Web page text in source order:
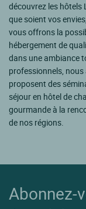
découvrez les hôtels
que soient vos
vous offrons la
hébergement de
dans une ambiance
professionnels,
proposent des
séjour en hôtel de
gourmande à la
de nos régions.
Abonnez-